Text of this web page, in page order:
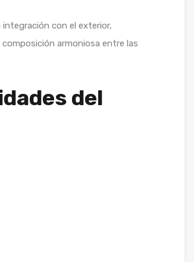
con el exterior,
armoniosa entre las
del